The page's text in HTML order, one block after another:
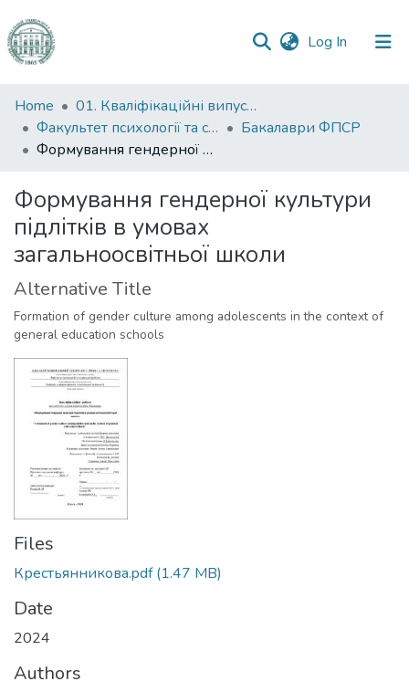
Log In (current)
Communities
&
Collections
Statistics
Home
01. Кваліфікаційні випускні роботи здобувачів вищої освіти
Факультет психології та соціальної роботи
Бакалаври ФПСР
Формування гендерної культури підлітків в умовах загальноосвітньої школи
Формування гендерної культури
підлітків в умовах
загальноосвітньої школи
Alternative Title
Formation of gender culture among adolescents in the context of
general education schools
Files
Крестьянникова.pdf(1.47 MB)
Date
2024
Authors